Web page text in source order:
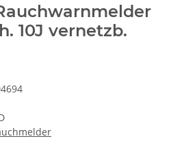
10J vernetzb.